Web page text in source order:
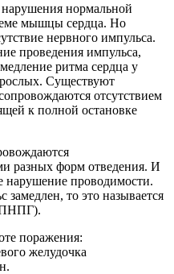
нарушения нормальной
мышцы сердца. Но
нервного импульса.
проведения импульса,
ритма сердца у
Существуют
отсутствием
к полной остановке
разных форм отведения. И
нарушение проводимости.
то это называется
поражения:
желудочка